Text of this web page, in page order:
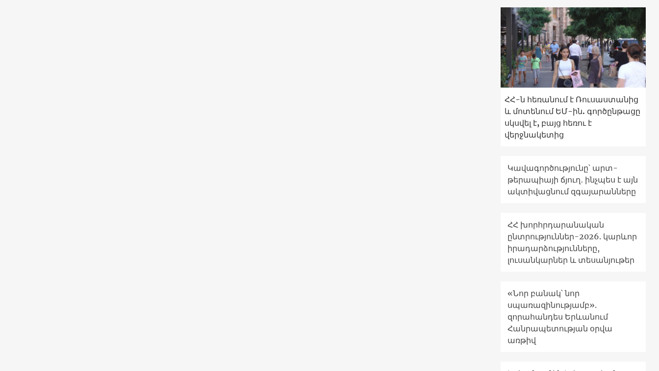
ՀՀ-ն հեռանում է Ռուսաստանից
և մոտենում ԵՄ-ին. գործընթացը
սկսվել է, բայց հեռու է
վերջնակետից
Կավագործությունը՝ արտ-
թերապիայի ճյուղ․ ինչպես է այն
ակտիվացնում զգայարանները
ՀՀ խորհրդարանական
ընտրություններ-2026. կարևոր
իրադարձությունները,
լուսանկարներ և տեսանյութեր
«Նոր բանակ՝ նոր
սպառազինությամբ».
զորահանդես Երևանում
Հանրապետության օրվա
առթիվ